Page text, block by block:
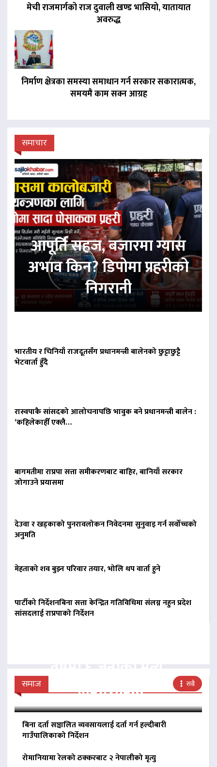
मेची राजमार्गको राज दुवाली खण्ड भासियो, यातायात
अवरुद्ध
निर्माण क्षेत्रका समस्या समाधान गर्न सरकार सकारात्मक,
समयमै काम सक्न आग्रह
समाचार
आपूर्ति सहज, बजारमा ग्यास
अभाव किन? डिपोमा प्रहरीको
निगरानी
भारतीय र चिनियाँ राजदूतसँग प्रधानमन्त्री बालेनको छुट्टाछुट्टै
भेटवार्ता हुँदै
रास्वपाकै सांसदको आलोचनापछि भावुक बने प्रधानमन्त्री बालेन :
‘कहिलेकाहीँ एक्लै…
बागमतीमा राप्रपा सत्ता समीकरणबाट बाहिर, बानियाँ सरकार
जोगाउने प्रयासमा
देउवा र खड्काको पुनरावलोकन निवेदनमा सुनुवाइ गर्न सर्वोच्चको
अनुमति
मेहताको शव बुझ्न परिवार तयार, भोलि थप वार्ता हुने
पार्टीको निर्देशनबिना सत्ता केन्द्रित गतिविधिमा संलग्न नहुन प्रदेश
सांसदलाई राप्रपाको निर्देशन
समाज सबै
पीडितलाई…
बिना दर्ता सञ्चालित व्यवसायलाई दर्ता गर्न हल्दीबारी
गाउँपालिकाको निर्देशन
रोमानियामा रेलको ठक्करबाट २ नेपालीको मृत्यु